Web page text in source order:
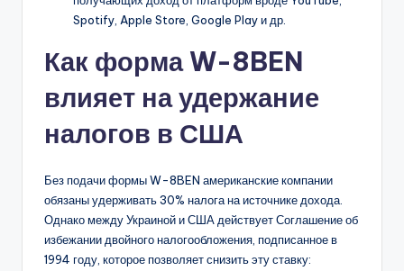
Spotify, Apple Store, Google Play и др.
Как форма W-8BEN
влияет на удержание
налогов в США
Без подачи формы W-8BEN американские компании
обязаны удерживать 30% налога на источнике дохода.
Однако между Украиной и США действует Соглашение об
избежании двойного налогообложения, подписанное в
1994 году, которое позволяет снизить эту ставку: